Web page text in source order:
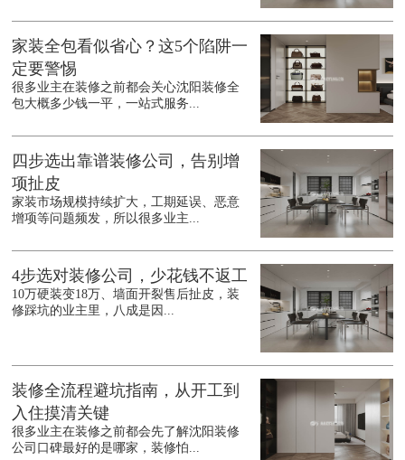
家装全包看似省心？这5个陷阱一
定要警惕
很多业主在装修之前都会关心沈阳装修全
包大概多少钱一平，一站式服务...
四步选出靠谱装修公司，告别增
项扯皮
家装市场规模持续扩大，工期延误、恶意
增项等问题频发，所以很多业主...
4步选对装修公司，少花钱不返工
10万硬装变18万、墙面开裂售后扯皮，装
修踩坑的业主里，八成是因...
装修全流程避坑指南，从开工到
入住摸清关键
很多业主在装修之前都会先了解沈阳装修
公司口碑最好的是哪家，装修怕...